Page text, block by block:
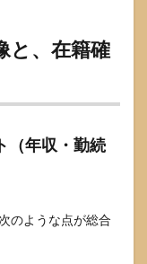
と、在籍確
（年収・勤続
のような点が総合